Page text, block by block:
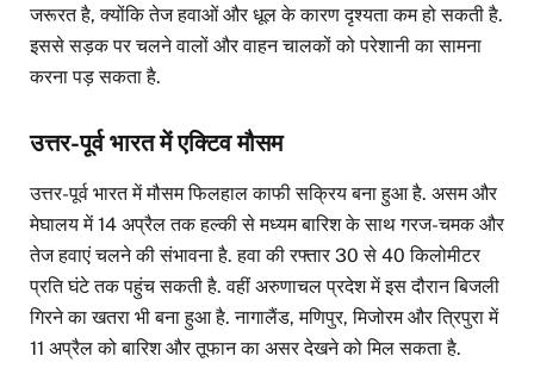
जरूरत है, क्योंकि तेज हवाओं और धूल के कारण दृश्यता कम हो सकती है.
इससे सड़क पर चलने वालों और वाहन चालकों को परेशानी का सामना
करना पड़ सकता है.
उत्तर-पूर्व भारत में एक्टिव मौसम
उत्तर-पूर्व भारत में मौसम फिलहाल काफी सक्रिय बना हुआ है. असम और
मेघालय में 14 अप्रैल तक हल्की से मध्यम बारिश के साथ गरज-चमक और
तेज हवाएं चलने की संभावना है. हवा की रफ्तार 30 से 40 किलोमीटर
प्रति घंटे तक पहुंच सकती है. वहीं अरुणाचल प्रदेश में इस दौरान बिजली
गिरने का खतरा भी बना हुआ है. नागालैंड, मणिपुर, मिजोरम और त्रिपुरा में
11 अप्रैल को बारिश और तूफान का असर देखने को मिल सकता है.